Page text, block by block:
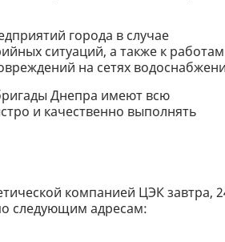
города в случае
ситуаций, а также к работам
на сетях
Днепра имеют всю
и качественно выполнять
компанией ЦЭК завтра,
следующим адресам: